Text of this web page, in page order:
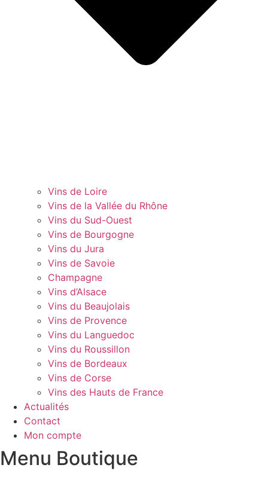
Vins de Loire
Vins de la Vallée du Rhône
Vins du Sud-Ouest
Vins de Bourgogne
Vins du Jura
Vins de Savoie
Champagne
Vins d’Alsace
Vins du Beaujolais
Vins de Provence
Vins du Languedoc
Vins du Roussillon
Vins de Bordeaux
Vins de Corse
Vins des Hauts de France
Actualités
Contact
Mon compte
Menu Boutique